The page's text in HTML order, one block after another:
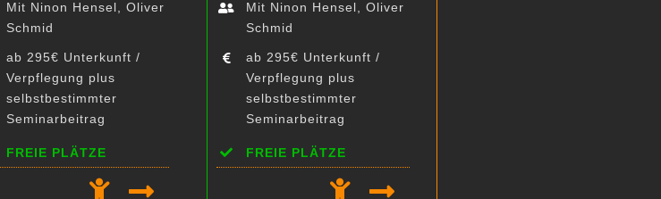
Mit Ninon Hensel, Oliver
Schmid
ab 295€ Unterkunft /
Verpflegung plus
selbstbestimmter
Seminarbeitrag
FREIE PLÄTZE
Mit Ninon Hensel, Oliver
Schmid
ab 295€ Unterkunft /
Verpflegung plus
selbstbestimmter
Seminarbeitrag
FREIE PLÄTZE